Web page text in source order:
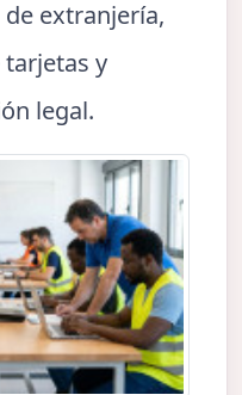
extranjería,
y
legal.